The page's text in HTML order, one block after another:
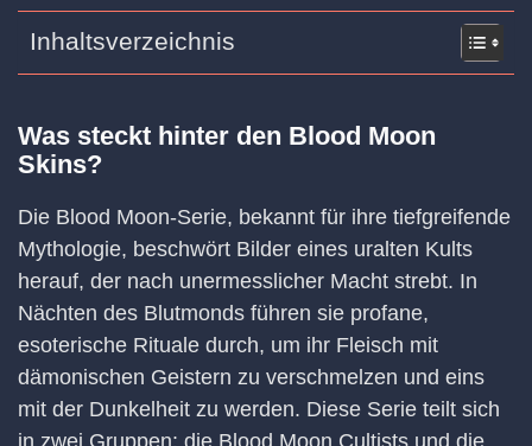
Inhaltsverzeichnis
Was steckt hinter den Blood Moon
Skins?
Die Blood Moon-Serie, bekannt für ihre tiefgreifende
Mythologie, beschwört Bilder eines uralten Kults
herauf, der nach unermesslicher Macht strebt. In
Nächten des Blutmonds führen sie profane,
esoterische Rituale durch, um ihr Fleisch mit
dämonischen Geistern zu verschmelzen und eins
mit der Dunkelheit zu werden. Diese Serie teilt sich
in zwei Gruppen: die Blood Moon Cultists und die